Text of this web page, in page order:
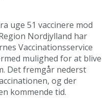
uge 51 vaccinere mod
Nordjylland har
Vaccinationsservice
mulighed for at blive
Det fremgår nederst
og der
kommende tid.